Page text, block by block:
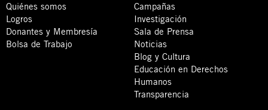
Quiénes somos
Logros
Donantes y Membresía
Bolsa de Trabajo
Campañas
Investigación
Sala de Prensa
Noticias
Blog y Cultura
Educación en Derechos
Humanos
Transparencia